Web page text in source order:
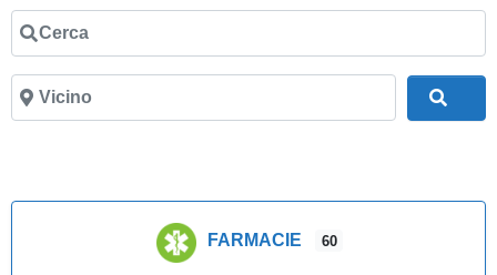
Cerca
Vicino
FARMACIE 60